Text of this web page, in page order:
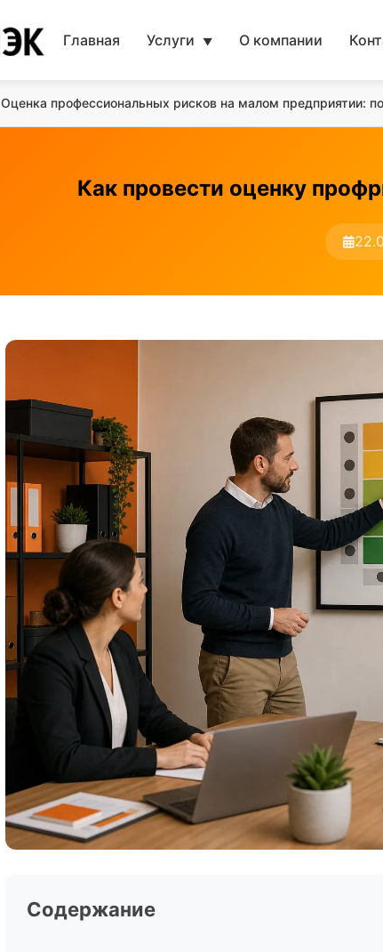
Главная Услуги ▼ О компании
Оценка профессиональных рисков на малом предприятии:
Как провести оценку
Содержание